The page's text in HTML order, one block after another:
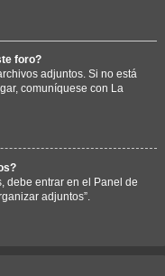
foro?
adjuntos. Si no está
comuníquese con La
debe entrar en el Panel de
adjuntos”.